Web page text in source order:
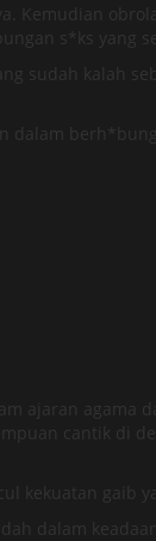
s*ks yang
sudah kalah
dalam
ajaran
cantik di
kekuatan gaib
dalam